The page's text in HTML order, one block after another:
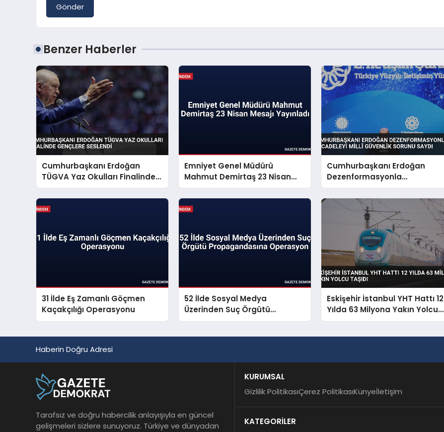
Gönder
Benzer Haberler
Cumhurbaşkanı Erdoğan
TÜGVA Yaz Okulları Finalinde
Gençlere Seslendi
Emniyet Genel Müdürü
Mahmut Demirtaş 23 Nisan
Mesajı Yayınladı
Cumhurbaşkanı Erdoğan
Dezenformasyonla
Mücadeleyi Millî Güvenlik
Sorunu Saydı
31 İlde Eş Zamanlı Göçmen
Kaçakçılığı Operasyonu
52 İlde Sosyal Medya
Üzerinden Suç Örgütü
Propagandasına Operasyon
Eskişehir İstanbul YHT Hattı 12
Yılda 63 Milyona Yakın Yolcu
Taşıdı
Haberin Doğru Adresi
Tarafsız ve doğru habercilik anlayışıyla en güncel
gelişmeleri sizlere sunuyoruz. Türkiye ve dünyadan
KURUMSAL
Gizlilik PolitikasıÇerez PolitikasıKünyeİletişim
KATEGORİLER